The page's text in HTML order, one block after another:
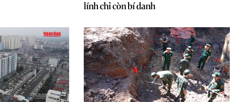
lính chỉ còn bí danh